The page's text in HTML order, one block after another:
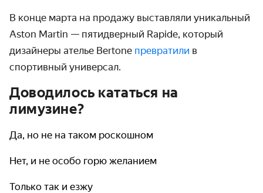
В конце марта на продажу выставляли уникальный
Aston Martin — пятидверный Rapide, который
дизайнеры ателье Bertone превратили в
спортивный универсал.
Доводилось кататься на
лимузине?
Да, но не на таком роскошном
Нет, и не особо горю желанием
Только так и езжу